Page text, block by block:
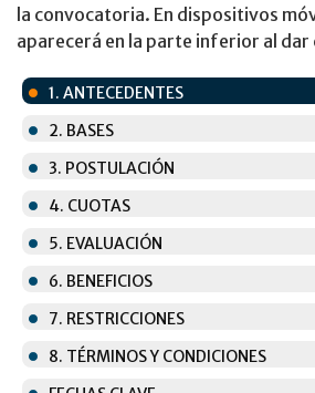
la convocatoria. En dispositivos
aparecerá en la parte inferior al dar
1. ANTECEDENTES
2. BASES
3. POSTULACIÓN
4. CUOTAS
5. EVALUACIÓN
6. BENEFICIOS
7. RESTRICCIONES
8. TÉRMINOS Y CONDICIONES